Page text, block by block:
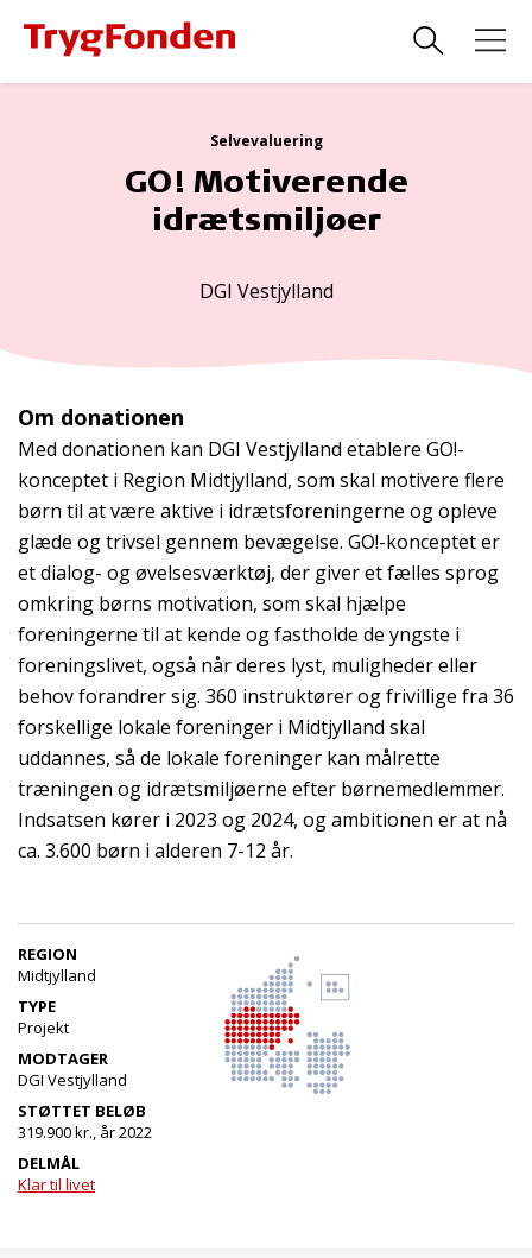
Selvevaluering
GO! Motiverende
idrætsmiljøer
DGI Vestjylland
Om donationen
Med donationen kan DGI Vestjylland etablere GO!-
konceptet i Region Midtjylland, som skal motivere flere
børn til at være aktive i idrætsforeningerne og opleve
glæde og trivsel gennem bevægelse. GO!-konceptet er
et dialog- og øvelsesværktøj, der giver et fælles sprog
omkring børns motivation, som skal hjælpe
foreningerne til at kende og fastholde de yngste i
foreningslivet, også når deres lyst, muligheder eller
behov forandrer sig. 360 instruktører og frivillige fra 36
forskellige lokale foreninger i Midtjylland skal
uddannes, så de lokale foreninger kan målrette
træningen og idrætsmiljøerne efter børnemedlemmer.
Indsatsen kører i 2023 og 2024, og ambitionen er at nå
ca. 3.600 børn i alderen 7-12 år.
REGION
Midtjylland
TYPE
Projekt
MODTAGER
DGI Vestjylland
STØTTET BELØB
319.900 kr., år 2022
DELMÅL
Klar til livet